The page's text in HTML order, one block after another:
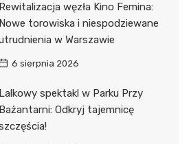
Rewitalizacja węzła Kino Femina:
Nowe torowiska i niespodziewane
w Warszawie
6 sierpnia 2026
Lalkowy spektakl w Parku Przy
Bażantarni: Odkryj tajemnicę